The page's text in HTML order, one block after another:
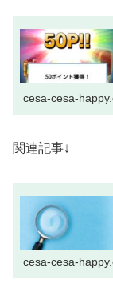
cesa-cesa-
関連記事↓
cesa-cesa-